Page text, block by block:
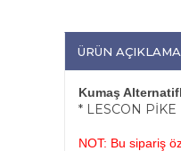
ÜRÜN
Kumaş
* LESCON PİKE
NOT: Bu sipariş